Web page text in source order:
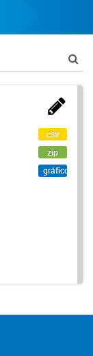
csv
zip
gráfico